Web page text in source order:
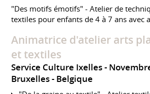
"Des motifs émotifs" - Atelier de
textiles pour enfants de 4 à 7 ans avec
Animatrice d'atelier arts
et textiles
Service Culture Ixelles
Bruxelles
Belgique